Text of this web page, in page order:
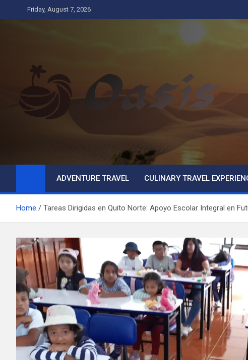
to
Friday, August 7, 2026
Oasis
ADVENTURE TRAVEL CULINARY TRAVEL
Home Tareas Dirigidas en Quito Norte: Apoyo Escolar Integral en